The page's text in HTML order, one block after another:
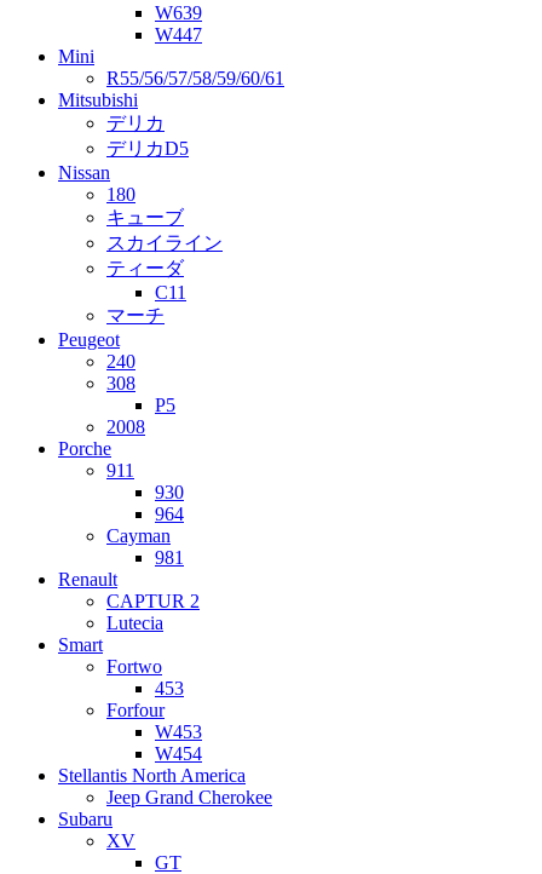
W639
W447
Mini
R55/56/57/58/59/60/61
Mitsubishi
デリカ
デリカD5
Nissan
180
キューブ
スカイライン
ティーダ
C11
マーチ
Peugeot
240
308
P5
2008
Porche
911
930
964
Cayman
981
Renault
CAPTUR 2
Lutecia
Smart
Fortwo
453
Forfour
W453
W454
Stellantis North America
Jeep Grand Cherokee
Subaru
XV
GT